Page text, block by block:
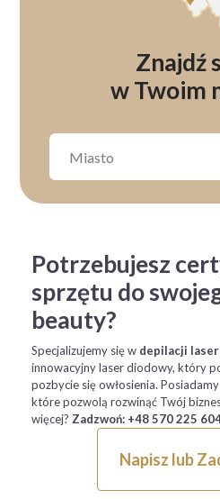
Znajdź
w Twoim
Potrzebujesz
sprzętu do
beauty?
Specjalizujemy się w depilacji
innowacyjny laser diodowy, który
pozbycie się owłosienia.
które pozwolą rozwinąć Twój
więcej?Zadzwoń: +48 570 225
Napisz lub